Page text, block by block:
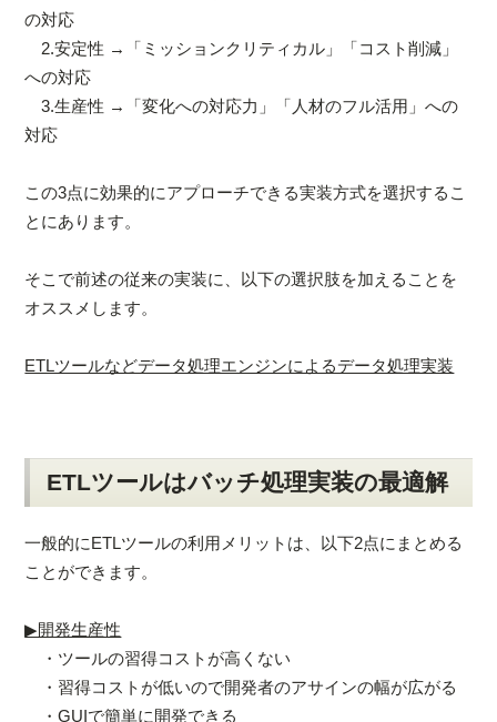
の対応
2.安定性 →「ミッションクリティカル」「コスト削減」
への対応
3.生産性 →「変化への対応力」「人材のフル活用」への
対応
この3点に効果的にアプローチできる実装方式を選択するこ
とにあります。
そこで前述の従来の実装に、以下の選択肢を加えることを
オススメします。
ETLツールなどデータ処理エンジンによるデータ処理実装
ETLツールはバッチ処理実装の最適解
一般的にETLツールの利用メリットは、以下2点にまとめる
ことができます。
▶開発生産性
・ツールの習得コストが高くない
・習得コストが低いので開発者のアサインの幅が広がる
・GUIで簡単に開発できる